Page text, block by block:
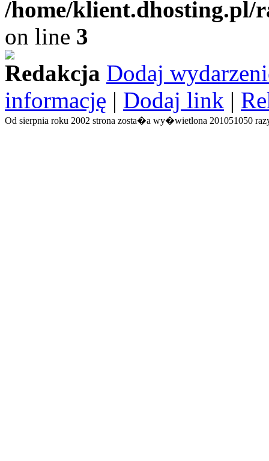
/home/
on line 3
Redakcja Dodaj
informację | Dodaj link |
Od sierpnia roku 2002 strona zosta�a wy�wietlona 201051050